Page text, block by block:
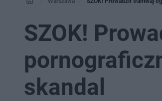
SZOK!
skandal